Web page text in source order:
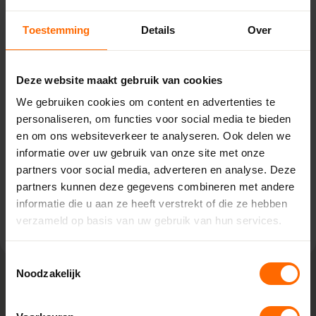
Toestemming Details Over
Deze website maakt gebruik van cookies
We gebruiken cookies om content en advertenties te
personaliseren, om functies voor social media te bieden
en om ons websiteverkeer te analyseren. Ook delen we
informatie over uw gebruik van onze site met onze
partners voor social media, adverteren en analyse. Deze
partners kunnen deze gegevens combineren met andere
informatie die u aan ze heeft verstrekt of die ze hebben
verzameld op basis van uw gebruik van hun services.
Noodzakelijk
Fabriek Pick-up point
Houtdraaier 5,
8447 GG Heerenveen
0513335000
heerenveen@skodora.nl
Selecteren als mijn vestiging
Bekijk vestiging info
Lokaal geproduceerd in onze eigen